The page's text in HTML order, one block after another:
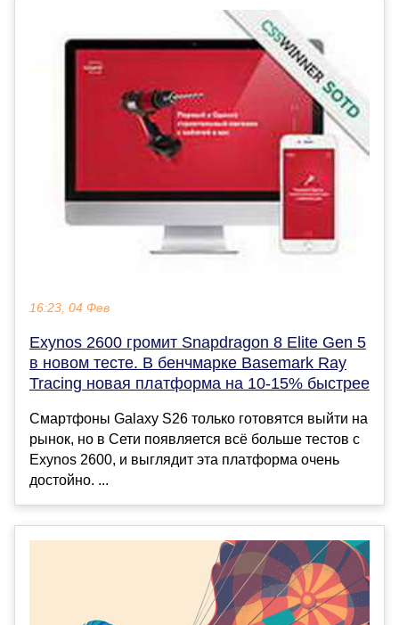
16:23, 04 Фев
Exynos 2600 громит Snapdragon 8 Elite Gen 5
в новом тесте. В бенчмарке Basemark Ray
Tracing новая платформа на 10-15% быстрее
Смартфоны Galaxy S26 только готовятся выйти на
рынок, но в Сети появляется всё больше тестов с
Exynos 2600, и выглядит эта платформа очень
достойно. ...